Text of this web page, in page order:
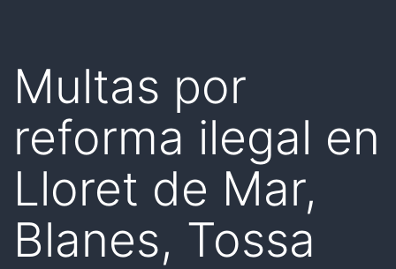
Multas por
reforma ilegal en
Lloret de Mar,
Blanes, Tossa